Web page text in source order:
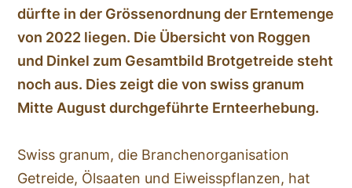
dürfte in der Grössenordnung der Erntemenge
von 2022 liegen. Die Übersicht von Roggen
und Dinkel zum Gesamtbild Brotgetreide steht
noch aus. Dies zeigt die von swiss granum
Mitte August durchgeführte Ernteerhebung.
Swiss granum, die Branchenorganisation
Getreide, Ölsaaten und Eiweisspflanzen, hat